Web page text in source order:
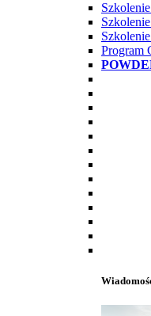
Program